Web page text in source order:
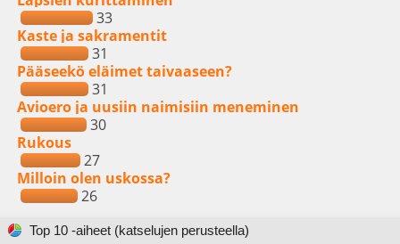
33
Kaste ja sakramentit
31
Pääseekö eläimet taivaaseen?
31
Avioero ja uusiin naimisiin meneminen
30
Rukous
27
Milloin olen uskossa?
26
Top 10 -aiheet (katselujen perusteella)